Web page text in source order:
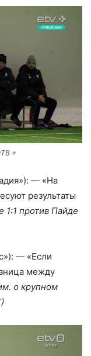
+
— «На
результаты
1:1 против Пайде
— «Если
между
о крупном